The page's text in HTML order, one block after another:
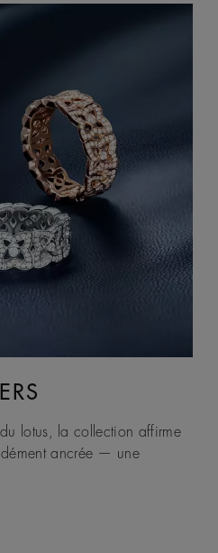
du lotus, la collection affirme
ancrée — une
le pouvoir envoûtant de
sensoriel entre le brut et le
de protection et